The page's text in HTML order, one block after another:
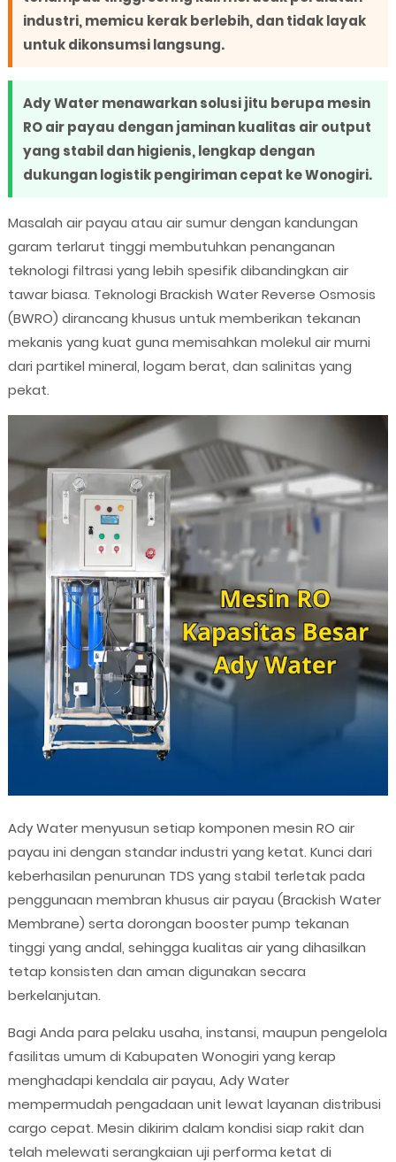
industri, memicu kerak berlebih, dan tidak layak
untuk dikonsumsi langsung.
Ady Water menawarkan solusi jitu berupa mesin
RO air payau dengan jaminan kualitas air output
yang stabil dan higienis, lengkap dengan
dukungan logistik pengiriman cepat ke Wonogiri.
Masalah air payau atau air sumur dengan kandungan
garam terlarut tinggi membutuhkan penanganan
teknologi filtrasi yang lebih spesifik dibandingkan air
tawar biasa. Teknologi Brackish Water Reverse Osmosis
(BWRO) dirancang khusus untuk memberikan tekanan
mekanis yang kuat guna memisahkan molekul air murni
dari partikel mineral, logam berat, dan salinitas yang
pekat.
Ady Water menyusun setiap komponen mesin RO air
payau ini dengan standar industri yang ketat. Kunci dari
keberhasilan penurunan TDS yang stabil terletak pada
penggunaan membran khusus air payau (Brackish Water
Membrane) serta dorongan booster pump tekanan
tinggi yang andal, sehingga kualitas air yang dihasilkan
tetap konsisten dan aman digunakan secara
berkelanjutan.
Bagi Anda para pelaku usaha, instansi, maupun pengelola
fasilitas umum di Kabupaten Wonogiri yang kerap
menghadapi kendala air payau, Ady Water
mempermudah pengadaan unit lewat layanan distribusi
cargo cepat. Mesin dikirim dalam kondisi siap rakit dan
telah melewati serangkaian uji performa ketat di